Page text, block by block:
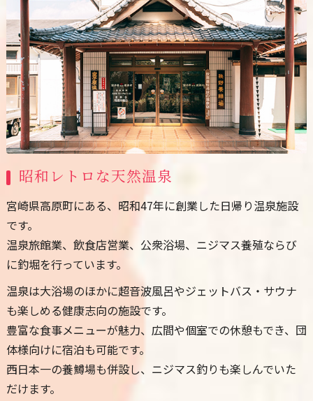
昭和レトロな天然温泉
宮崎県高原町にある、昭和47年に創業した日帰り温泉施設
です。
温泉旅館業、飲食店営業、公衆浴場、ニジマス養殖ならび
に釣堀を行っています。
温泉は大浴場のほかに超音波風呂やジェットバス・サウナ
も楽しめる健康志向の施設です。
豊富な食事メニューが魅力、広間や個室での休憩もでき、団
体様向けに宿泊も可能です。
西日本一の養鱒場も併設し、ニジマス釣りも楽しんでいた
だけます。